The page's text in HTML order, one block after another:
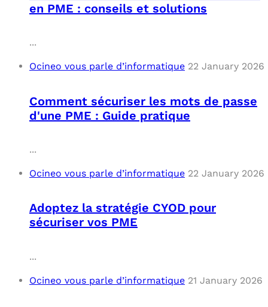
en PME : conseils et solutions
...
Ocineo vous parle d’informatique 22 January 2026
Comment sécuriser les mots de passe
d'une PME : Guide pratique
...
Ocineo vous parle d’informatique 22 January 2026
Adoptez la stratégie CYOD pour
sécuriser vos PME
...
Ocineo vous parle d’informatique 21 January 2026